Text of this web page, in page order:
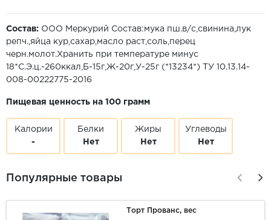
Состав: ООО Меркурий Состав:мука пш.в/с,свинина,лук
репч.,яйца кур,сахар,масло раст,соль,перец
черн.молот.Хранить при температуре минус
18*С.Э.ц.-260ккал,Б-15г,Ж-20г,У-25г (*13234*) ТУ 10.13.14-
008-00222775-2016
Пищевая ценность на 100 грамм
Калории
-
Белки
Нет
Жиры
Нет
Углеводы
Нет
Популярные товары
Торт Прованс, вес